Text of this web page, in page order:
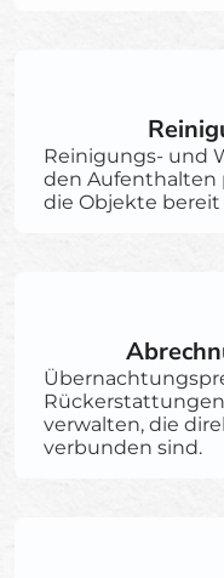
Reinigungs- und
den Aufenthalten
die Objekte bereit
verwalten, die
verbunden sind.